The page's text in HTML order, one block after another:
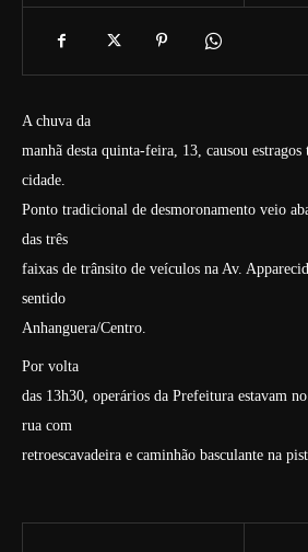
A chuva da
manhã desta quinta-feira, 13, causou estragos
cidade.
Ponto tradicional de desmoronamento veio
das três
faixas de trânsito de veículos na Av.
sentido
Anhanguera/Centro.
Por volta
das 13h30, operários da Prefeitura estavam
rua com
retroescavadeira e caminhão basculante na